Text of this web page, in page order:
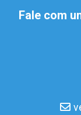
Fale com